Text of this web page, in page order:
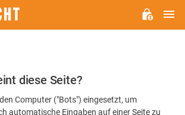
diese Seite?
Computer ("Bots") eingesetzt, um
automatische Eingaben auf einer Seite zu